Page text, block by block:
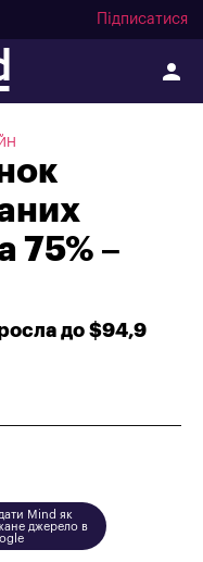
Підписатися
75% –
до $94,9
Mind як
джерело в